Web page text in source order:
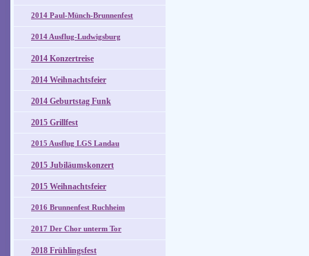
2014 Paul-Münch-Brunnenfest
2014 Ausflug-Ludwigsburg
2014 Konzertreise
2014 Weihnachtsfeier
2014 Geburtstag Funk
2015 Grillfest
2015 Ausflug LGS Landau
2015 Jubiläumskonzert
2015 Weihnachtsfeier
2016 Brunnenfest Ruchheim
2017 Der Chor unterm Tor
2018 Frühlingsfest